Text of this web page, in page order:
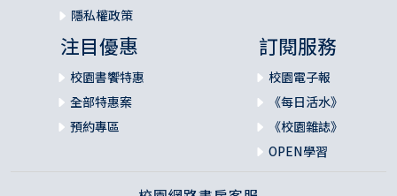
隱私權政策
注目優惠
校園書饗特惠
全部特惠案
預約專區
訂閱服務
校園電子報
《每日活水》
《校園雜誌》
OPEN學習